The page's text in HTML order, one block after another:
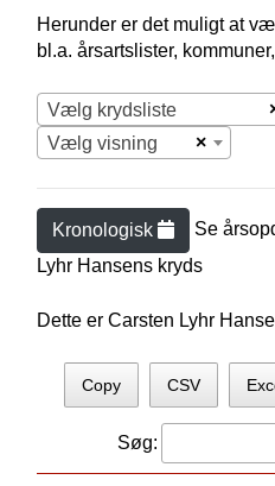
Herunder er det muligt at
bl.a. årsartslister,
Vælg krydsliste
×
Vælg visning
Kronologisk Se
Lyhr Hansens kryds
Dette er Carsten Lyhr
Copy CSV
Søg: